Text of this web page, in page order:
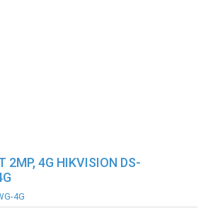
2MP, 4G HIKVISION DS-
4G